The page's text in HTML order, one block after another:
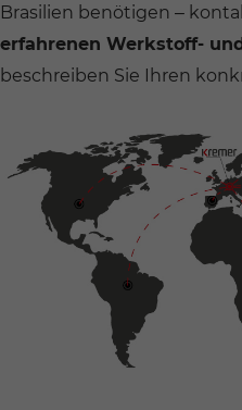
Brasilien benötigen –
erfahrenen Werkstoff-
beschreiben Sie Ihren